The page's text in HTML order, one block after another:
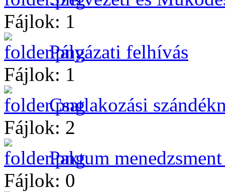
Fájlok: 1
Pályázati felhívás
Fájlok: 1
Csatlakozási
Fájlok: 2
Paktum
Fájlok: 0